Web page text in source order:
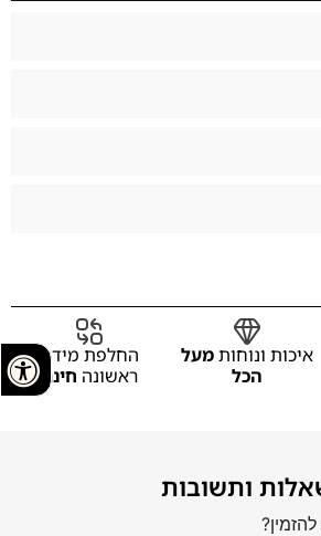
איכות ונוחותמעל
הכל
החלפת מידה
ראשונה חינם
ותשובות